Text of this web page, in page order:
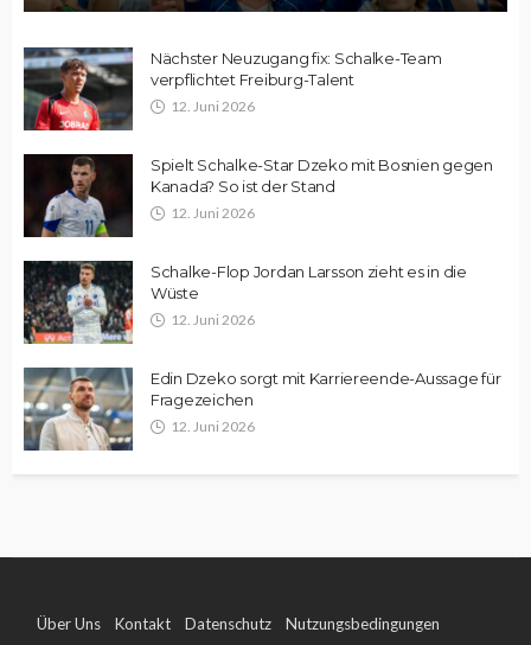
Nächster Neuzugang fix: Schalke-Team
verpflichtet Freiburg-Talent
12. Juni 2026
Spielt Schalke-Star Dzeko mit Bosnien gegen
Kanada? So ist der Stand
12. Juni 2026
Schalke-Flop Jordan Larsson zieht es in die
Wüste
12. Juni 2026
Edin Dzeko sorgt mit Karriereende-Aussage für
Fragezeichen
12. Juni 2026
Über Uns Kontakt Datenschutz Nutzungsbedingungen